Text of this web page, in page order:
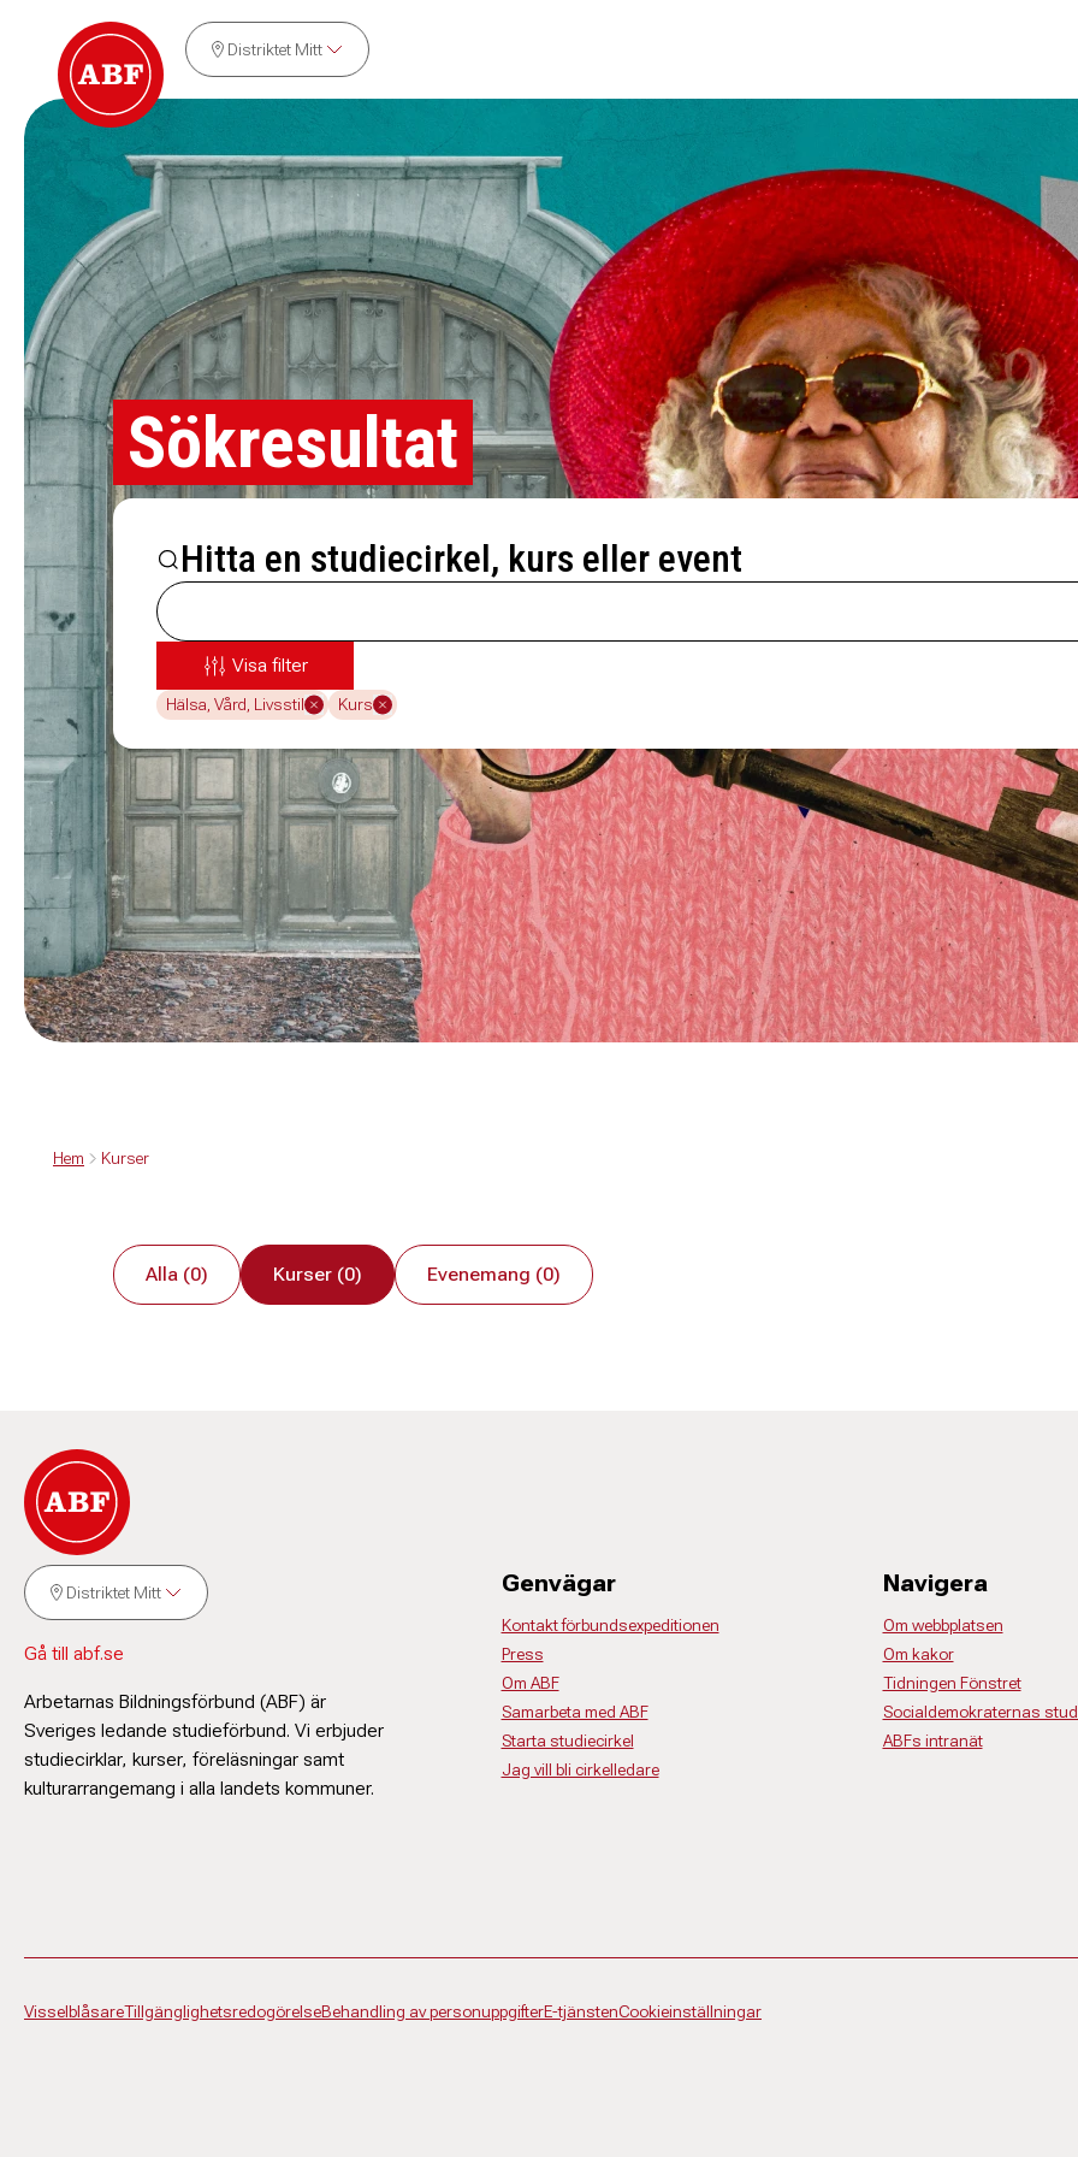
Distriktet Mitt
Sökresultat
Hitta en studiecirkel, kurs eller event
Visa filter
Hälsa, Vård, Livsstil Kurs
Hem Kurser
Alla (0) Kurser (0) Evenemang (0)
Distriktet Mitt
Gå till abf.se
Arbetarnas Bildningsförbund (ABF) är
Sveriges ledande studieförbund. Vi erbjuder
studiecirklar, kurser, föreläsningar samt
kulturarrangemang i alla landets kommuner.
Genvägar
Kontakt förbundsexpeditionen
Press
Om ABF
Samarbeta med ABF
Starta studiecirkel
Jag vill bli cirkelledare
Navigera
Om webbplatsen
Om kakor
Tidningen Fönstret
Socialdemokraternas
ABFs intranät
VisselblåsareTillgänglighetsredogörelseBehandling av personuppgifterE-tjänstenCookieinställningar